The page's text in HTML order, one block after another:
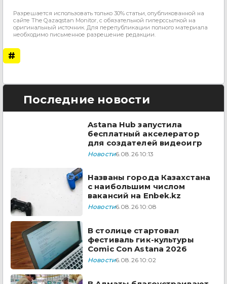
Разрешается использовать только 30% статьи, опубликованной на
сайте The Qazaqstan Monitor, с обязательной гиперссылкой на
оригинальный источник. Для перепубликации полного материала
необходимо письменное разрешение редакции.
#
Последние новости
Astana Hub запустила
бесплатный акселератор
для создателей видеоигр
Новости6.08.26 10:13
Названы города Казахстана
с наибольшим числом
вакансий на Enbek.kz
Новости6.08.26 10:08
В столице стартовал
фестиваль гик-культуры
Comic Con Astana 2026
Новости6.08.26 10:02